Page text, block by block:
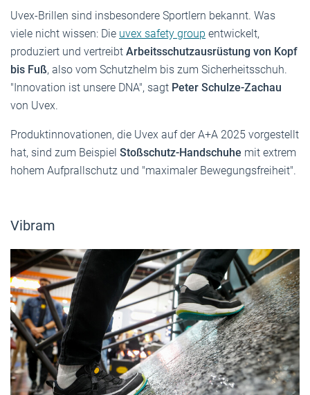
Uvex-Brillen sind insbesondere Sportlern bekannt. Was
viele nicht wissen: Die uvex safety group entwickelt,
produziert und vertreibt Arbeitsschutzausrüstung von Kopf
bis Fuß, also vom Schutzhelm bis zum Sicherheitsschuh.
"Innovation ist unsere DNA", sagt Peter Schulze-Zachau
von Uvex.
Produktinnovationen, die Uvex auf der A+A 2025 vorgestellt
hat, sind zum Beispiel Stoßschutz-Handschuhe mit extrem
hohem Aufprallschutz und "maximaler Bewegungsfreiheit".
Vibram